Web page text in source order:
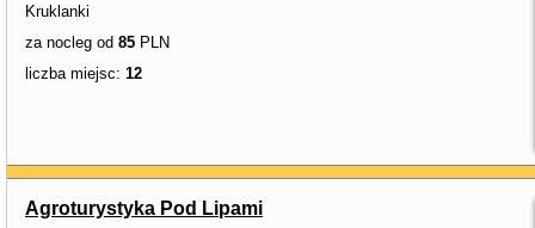
Kruklanki
za nocleg od 85 PLN
liczba miejsc: 12
Agroturystyka Pod Lipami